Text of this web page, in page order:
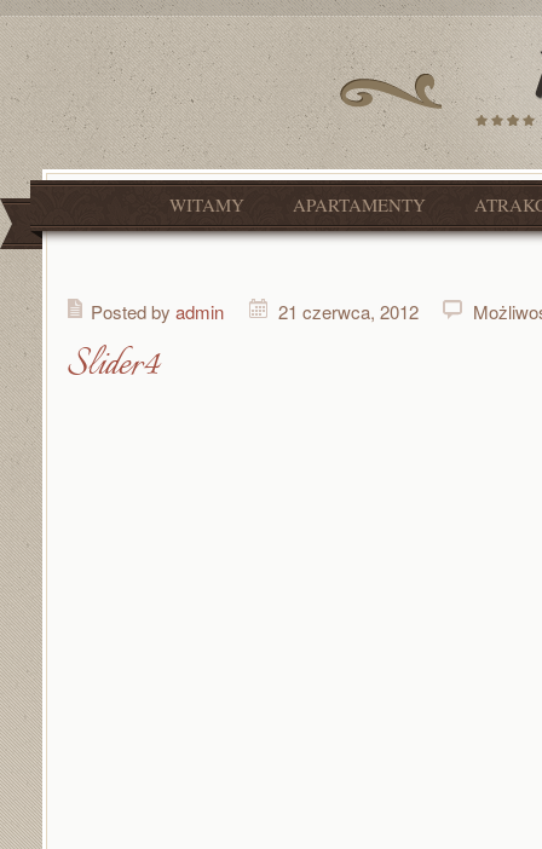
WITAMY APARTAMENTY
Posted by admin 21 czerwca, 2012
Slider4